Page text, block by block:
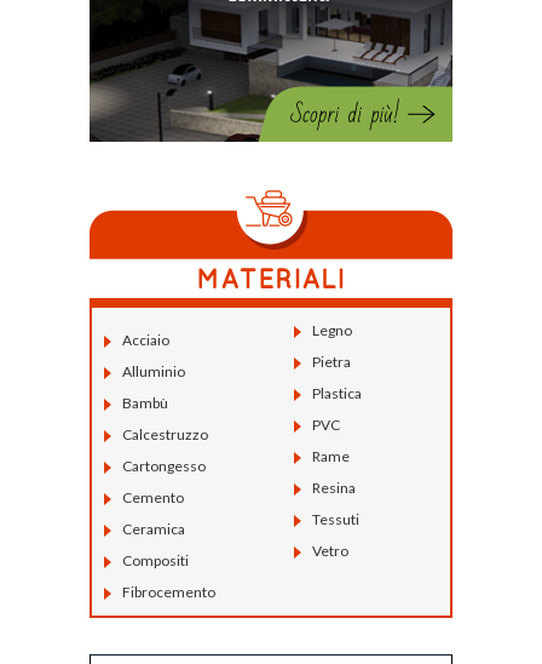
Acciaio
Alluminio
Bambù
Calcestruzzo
Cartongesso
Cemento
Ceramica
Compositi
Fibrocemento
Legno
Pietra
Plastica
PVC
Rame
Resina
Tessuti
Vetro